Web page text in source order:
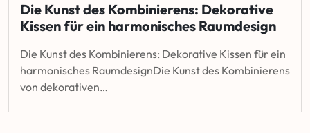
Die Kunst des Kombinierens: Dekorative
Kissen für ein harmonisches Raumdesign
Die Kunst des Kombinierens: Dekorative Kissen für ein
harmonisches RaumdesignDie Kunst des Kombinierens
von dekorativen…